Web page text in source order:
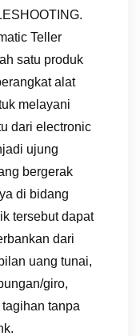
Teller
satu produk
alat
melayani
dari electronic
ujung
bergerak
di bidang
tersebut dapat
dari
uang tunai,
giro,
tanpa